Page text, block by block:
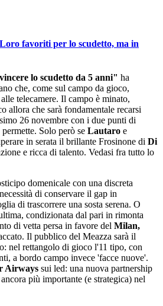
favoriti per lo scudetto, ma in
lo scudetto da 5 anni" ha
che, come sul campo da gioco,
telecamere. Il campo è minato,
allora che sarà fondamentale recarsi
26 novembre con i due punti di
Solo però se Lautaro e
in serata il brillante Frosinone di Di
e ricca di talento. Vedasi fra tutto lo
domenicale con una discreta
di conservare il gap in
di trascorrere una sosta serena. O
condizionata dal pari in rimonta
di vetta persa in favore del Milan,
Il pubblico del Meazza sarà il
nel rettangolo di gioco l'11 tipo, con
a bordo campo invece 'facce nuove'.
Airways sui led: una nuova partnership
più importante (e strategica) nel